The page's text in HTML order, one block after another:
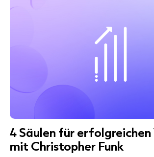
4 Säulen für
mit Christopher Funk